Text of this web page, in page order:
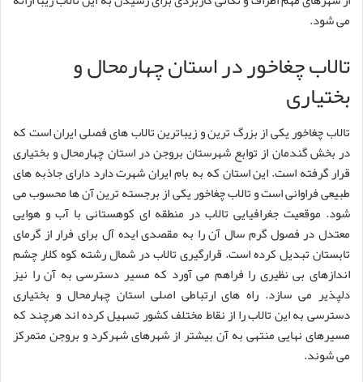
می شود.
تالاب چغاخور در استان چهارمحال و
بختیاری
تالاب چغاخور یکی از بزرگ ترین و زیباترین تالاب های فصلی ایران است که
در بخش گندمان از توابع شهرستان بروجن در استان چهارمحال و بختیاری
قرار گرفته است. این استان که به بام ایران شهرت دارد دارای جاذبه های
طبیعی فراوانی است و تالاب چغاخور یکی از برجسته ترین آن ها محسوب می
شود. موقعیت جغرافیایی تالاب در منطقه ای کوهستانی با آب و هوایی
معتدل در فصول گرم سال آن را به مقصدی ایده آل برای فرار از گرمای
تابستان تبدیل کرده است. قرارگیری تالاب در شمال رشته کوه کلار چشم
اندازهای بی نظیری را فراهم می آورد که مسیر دسترسی به آن را نیز
دلپذیر می سازد. راه های ارتباطی اصلی استان چهارمحال و بختیاری
دسترسی به این تالاب را از نقاط مختلف کشور تسهیل کرده اند هرچند که
مسیرهای نهایی منتهی به آن بیشتر از شهرهای شهرکرد و بروجن متمرکز
می شوند.